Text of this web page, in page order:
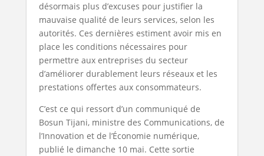
désormais plus d’excuses pour justifier la
mauvaise qualité de leurs services, selon les
autorités. Ces dernières estiment avoir mis en
place les conditions nécessaires pour
permettre aux entreprises du secteur
d’améliorer durablement leurs réseaux et les
prestations offertes aux consommateurs.
C’est ce qui ressort d’un communiqué de
Bosun Tijani, ministre des Communications, de
l’Innovation et de l’Économie numérique,
publié le dimanche 10 mai. Cette sortie